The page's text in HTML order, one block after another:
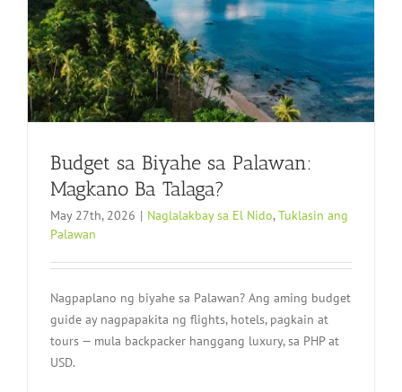
Budget sa Biyahe sa Palawan:
Magkano Ba Talaga?
May 27th, 2026 | Naglalakbay sa El Nido,Tuklasin ang
Palawan
Nagpaplano ng biyahe sa Palawan? Ang aming budget
guide ay nagpapakita ng flights, hotels, pagkain at
tours — mula backpacker hanggang luxury, sa PHP at
USD.